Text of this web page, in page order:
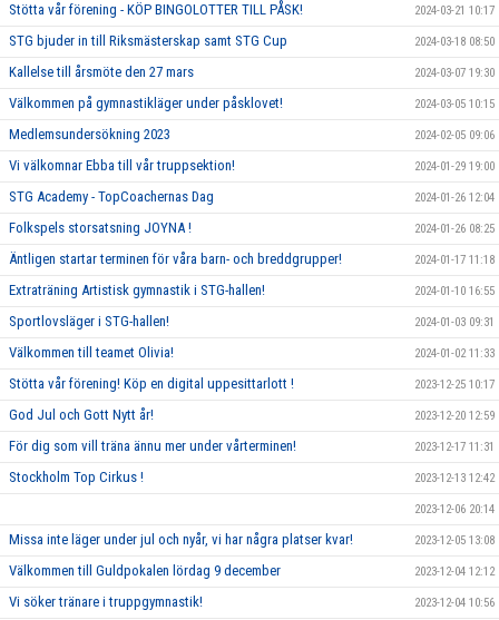
Stötta vår förening - KÖP BINGOLOTTER TILL PÅSK! 2024-03-21 10:17
STG bjuder in till Riksmästerskap samt STG Cup 2024-03-18 08:50
Kallelse till årsmöte den 27 mars 2024-03-07 19:30
Välkommen på gymnastikläger under påsklovet! 2024-03-05 10:15
Medlemsundersökning 2023 2024-02-05 09:06
Vi välkomnar Ebba till vår truppsektion! 2024-01-29 19:00
STG Academy - TopCoachernas Dag 2024-01-26 12:04
Folkspels storsatsning JOYNA ! 2024-01-26 08:25
Äntligen startar terminen för våra barn- och breddgrupper! 2024-01-17 11:18
Extraträning Artistisk gymnastik i STG-hallen! 2024-01-10 16:55
Sportlovsläger i STG-hallen! 2024-01-03 09:31
Välkommen till teamet Olivia! 2024-01-02 11:33
Stötta vår förening! Köp en digital uppesittarlott ! 2023-12-25 10:17
God Jul och Gott Nytt år! 2023-12-20 12:59
För dig som vill träna ännu mer under vårterminen! 2023-12-17 11:31
Stockholm Top Cirkus ! 2023-12-13 12:42
2023-12-06 20:14
Missa inte läger under jul och nyår, vi har några platser kvar! 2023-12-05 13:08
Välkommen till Guldpokalen lördag 9 december 2023-12-04 12:12
Vi söker tränare i truppgymnastik! 2023-12-04 10:56